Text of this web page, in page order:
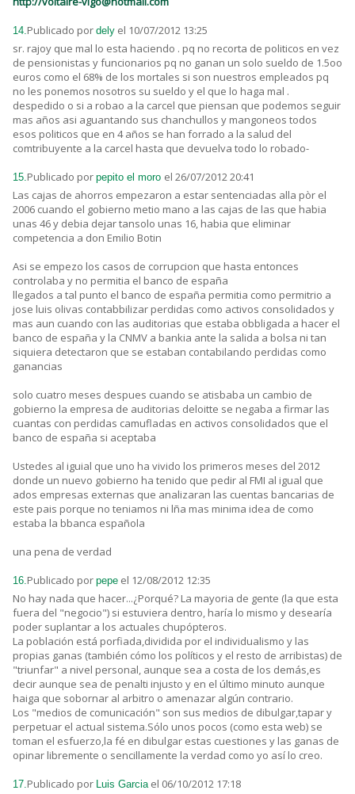
14.Publicado por dely el 10/07/2012 13:25
sr. rajoy que mal lo esta haciendo . pq no recorta de politicos en vez
de pensionistas y funcionarios pq no ganan un solo sueldo de 1.5oo
euros como el 68% de los mortales si son nuestros empleados pq
no les ponemos nosotros su sueldo y el que lo haga mal .
despedido o si a robao a la carcel que piensan que podemos seguir
mas años asi aguantando sus chanchullos y mangoneos todos
esos politicos que en 4 años se han forrado a la salud del
comtribuyente a la carcel hasta que devuelva todo lo robado-
15.Publicado por pepito el moro el 26/07/2012 20:41
Las cajas de ahorros empezaron a estar sentenciadas alla pòr el
2006 cuando el gobierno metio mano a las cajas de las que habia
unas 46 y debia dejar tansolo unas 16, habia que eliminar
competencia a don Emilio Botin
Asi se empezo los casos de corrupcion que hasta entonces
controlaba y no permitia el banco de españa
llegados a tal punto el banco de españa permitia como permitrio a
jose luis olivas contabbilizar perdidas como activos consolidados y
mas aun cuando con las auditorias que estaba obbligada a hacer el
banco de españa y la CNMV a bankia ante la salida a bolsa ni tan
siquiera detectaron que se estaban contabilando perdidas como
ganancias
solo cuatro meses despues cuando se atisbaba un cambio de
gobierno la empresa de auditorias deloitte se negaba a firmar las
cuantas con perdidas camufladas en activos consolidados que el
banco de españa si aceptaba
Ustedes al iguial que uno ha vivido los primeros meses del 2012
donde un nuevo gobierno ha tenido que pedir al FMI al igual que
ados empresas externas que analizaran las cuentas bancarias de
este pais porque no teniamos ni lña mas minima idea de como
estaba la bbanca española
una pena de verdad
16.Publicado por pepe el 12/08/2012 12:35
No hay nada que hacer...¿Porqué? La mayoria de gente (la que esta
fuera del "negocio") si estuviera dentro, haría lo mismo y desearía
poder suplantar a los actuales chupópteros.
La población está porfiada,dividida por el individualismo y las
propias ganas (también cómo los políticos y el resto de arribistas) de
"triunfar" a nivel personal, aunque sea a costa de los demás,es
decir aunque sea de penalti injusto y en el último minuto aunque
haiga que sobornar al arbitro o amenazar algún contrario.
Los "medios de comunicación" son sus medios de dibulgar,tapar y
perpetuar el actual sistema.Sólo unos pocos (como esta web) se
toman el esfuerzo,la fé en dibulgar estas cuestiones y las ganas de
opinar libremente o sencillamente la verdad como yo así lo creo.
17.Publicado por Luis Garcia el 06/10/2012 17:18